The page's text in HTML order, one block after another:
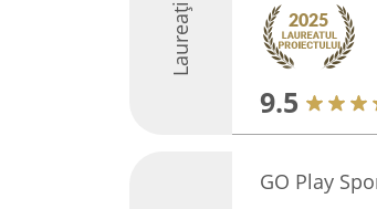
Laureați
9.5
GO Play